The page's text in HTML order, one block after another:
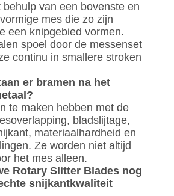
van een bovenste en
mes die zo zijn
een knipgebied vormen.
spoel door de messenset
continu in smallere stroken
​​er bramen na het
te maken hebben met de
bladslijtage,
materiaalhardheid en
Ze worden niet altijd
het mes alleen.
Rotary Slitter Blades nog
snijkantkwaliteit